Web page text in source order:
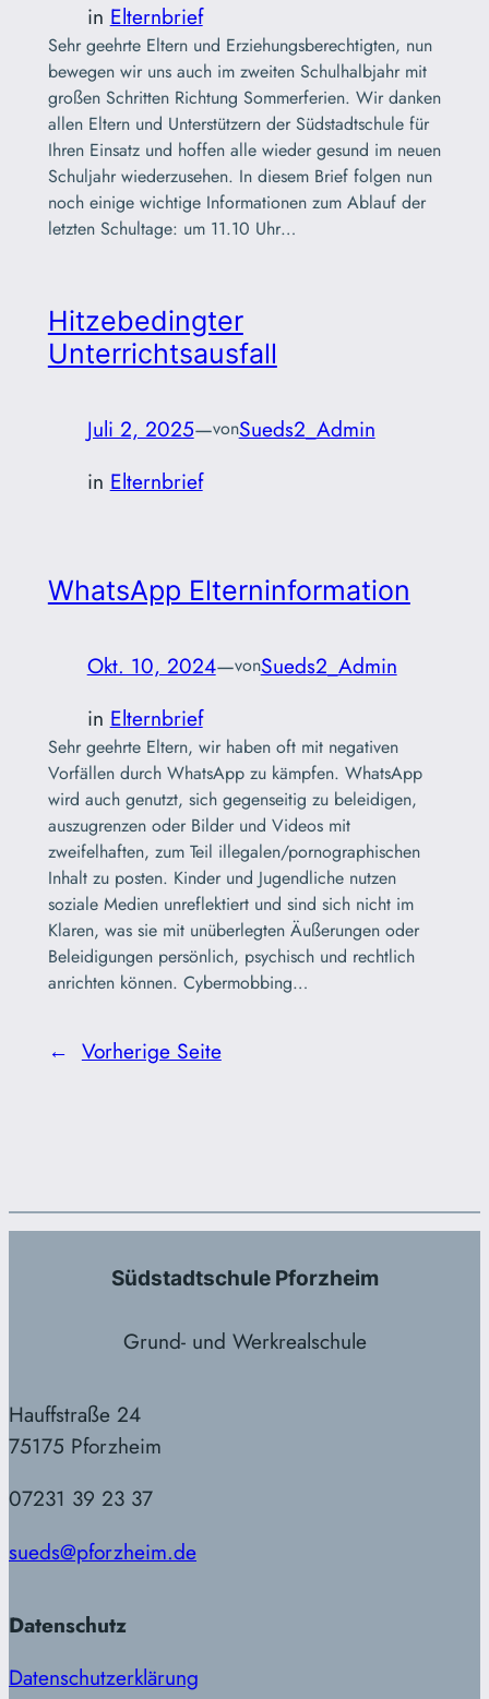
in Elternbrief
Sehr geehrte Eltern und Erziehungsberechtigten, nun
bewegen wir uns auch im zweiten Schulhalbjahr mit
großen Schritten Richtung Sommerferien. Wir danken
allen Eltern und Unterstützern der Südstadtschule für
Ihren Einsatz und hoffen alle wieder gesund im neuen
Schuljahr wiederzusehen. In diesem Brief folgen nun
noch einige wichtige Informationen zum Ablauf der
letzten Schultage: um 11.10 Uhr…
Hitzebedingter
Unterrichtsausfall
Juli 2, 2025—vonSueds2_Admin
in Elternbrief
WhatsApp Elterninformation
Okt. 10, 2024—vonSueds2_Admin
in Elternbrief
Sehr geehrte Eltern, wir haben oft mit negativen
Vorfällen durch WhatsApp zu kämpfen. WhatsApp
wird auch genutzt, sich gegenseitig zu beleidigen,
auszugrenzen oder Bilder und Videos mit
zweifelhaften, zum Teil illegalen/pornographischen
Inhalt zu posten. Kinder und Jugendliche nutzen
soziale Medien unreflektiert und sind sich nicht im
Klaren, was sie mit unüberlegten Äußerungen oder
Beleidigungen persönlich, psychisch und rechtlich
anrichten können. Cybermobbing…
← Vorherige Seite
Südstadtschule Pforzheim
Grund- und Werkrealschule
Hauffstraße 24
75175 Pforzheim
07231 39 23 37
sueds@pforzheim.de
Datenschutz
Datenschutzerklärung